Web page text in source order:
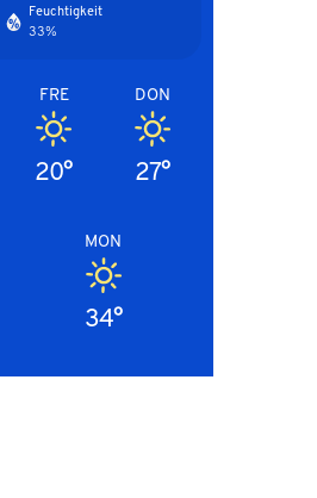
Feuchtigkeit
33%
DON
27°
FRE
20°
MON
34°